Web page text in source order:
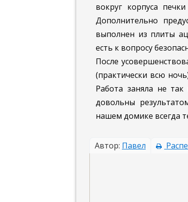
вокруг корпуса
Дополнительно
выполнен из плиты
есть к вопросу
После
(практически всю
Работа заняла не
довольны
нашем домике всегда
Автор: Павел